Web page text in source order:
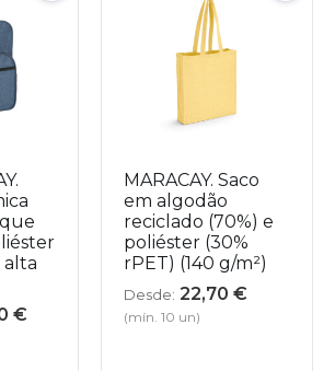
alta
€
MARACAY. Saco
em algodão
reciclado (70%) e
poliéster (30%
rPET) (140 g/m²)
Desde: 22,70 €
(mín. 10 un)